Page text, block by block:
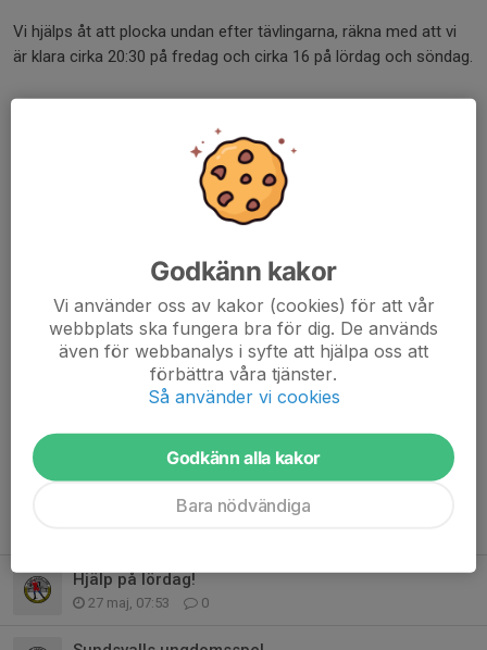
Vi hjälps åt att plocka undan efter tävlingarna, räkna med att vi
är klara cirka 20:30 på fredag och cirka 16 på lördag och söndag.
Om man inte kan komma på sitt pass så ansvarar man själv för
Vi ser fram emot roliga och utmanande tävlingar!
Tveka inte att ta kontakt om ni har några funderingar.
Dela nyhet
Hjälp på lördag!
27 maj, 07:53 0
Godkänn kakor
Vi använder oss av kakor (cookies) för att vår
webbplats ska fungera bra för dig. De används
även för webbanalys i syfte att hjälpa oss att
förbättra våra tjänster.
Så använder vi cookies
Godkänn alla kakor
Bara nödvändiga